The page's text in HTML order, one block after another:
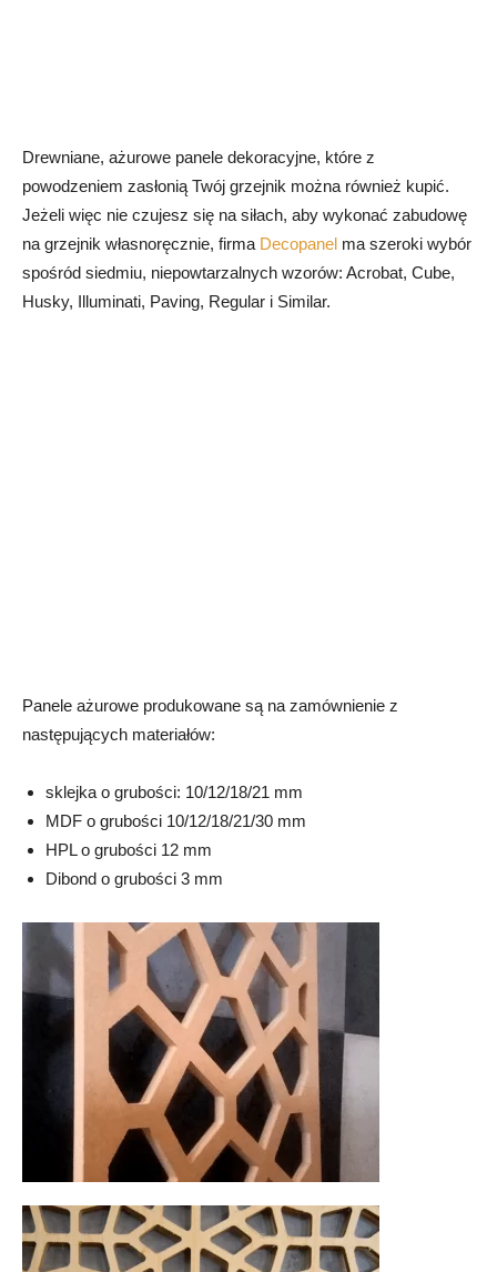
Drewniane, ażurowe panele dekoracyjne, które z
powodzeniem zasłonią Twój grzejnik można również kupić.
Jeżeli więc nie czujesz się na siłach, aby wykonać zabudowę
na grzejnik własnoręcznie, firma Decopanel ma szeroki wybór
spośród siedmiu, niepowtarzalnych wzorów: Acrobat, Cube,
Husky, Illuminati, Paving, Regular i Similar.
Panele ażurowe produkowane są na zamównienie z
następujących materiałów:
sklejka o grubości: 10/12/18/21 mm
MDF o grubości 10/12/18/21/30 mm
HPL o grubości 12 mm
Dibond o grubości 3 mm